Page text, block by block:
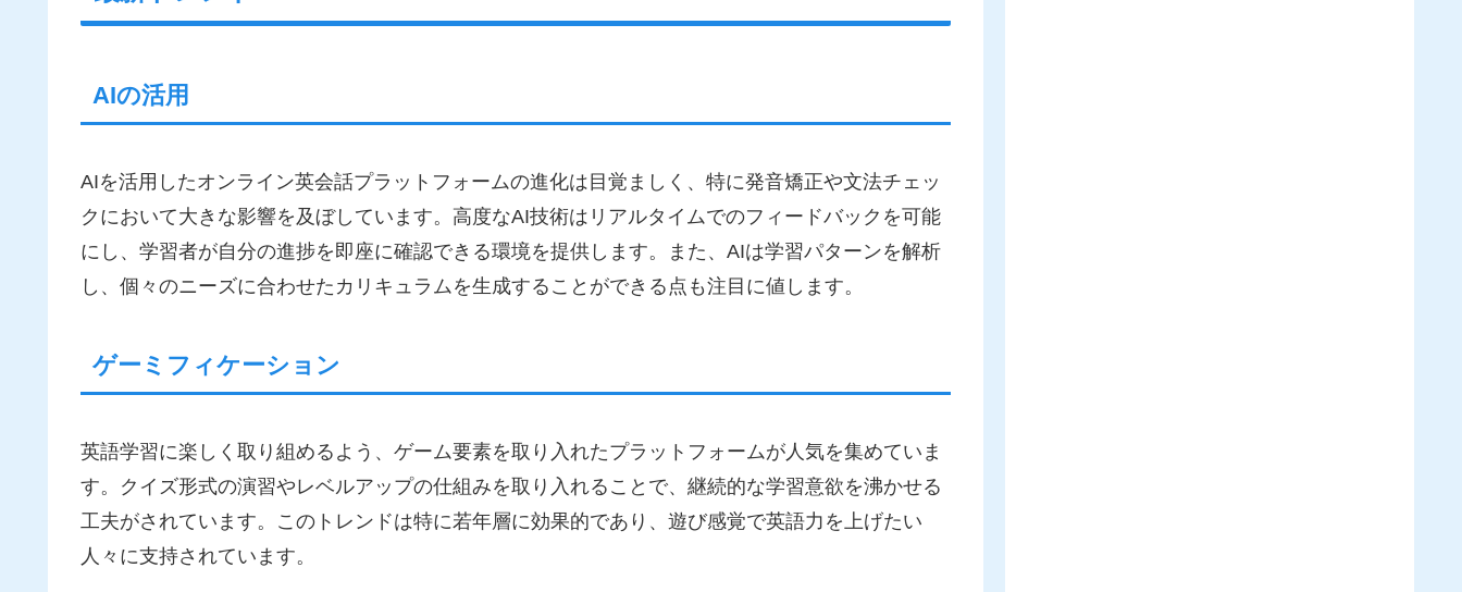
AIの活用
AIを活用したオンライン英会話プラットフォームの進化は目覚ましく、特に発音矯正や文法チェッ
クにおいて大きな影響を及ぼしています。高度なAI技術はリアルタイムでのフィードバックを可能
にし、学習者が自分の進捗を即座に確認できる環境を提供します。また、AIは学習パターンを解析
し、個々のニーズに合わせたカリキュラムを生成することができる点も注目に値します。
ゲーミフィケーション
英語学習に楽しく取り組めるよう、ゲーム要素を取り入れたプラットフォームが人気を集めていま
す。クイズ形式の演習やレベルアップの仕組みを取り入れることで、継続的な学習意欲を沸かせる
工夫がされています。このトレンドは特に若年層に効果的であり、遊び感覚で英語力を上げたい
人々に支持されています。